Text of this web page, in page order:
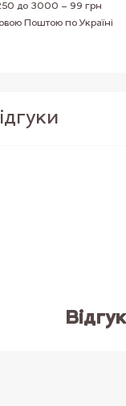
до 3000 – 99 грн
Поштою по Україні